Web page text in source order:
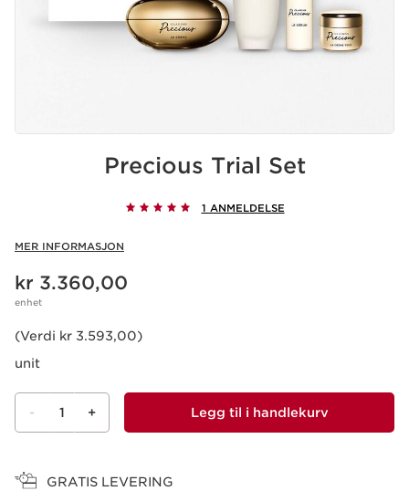
Precious Trial Set
1 ANMELDELSE
MER INFORMASJON
Nåværende pris kr 3.360,00
kr 3.360,00
enhet
(Verdi kr 3.593,00)
unit
- 1 + Legg til i handlekurv
GRATIS LEVERING